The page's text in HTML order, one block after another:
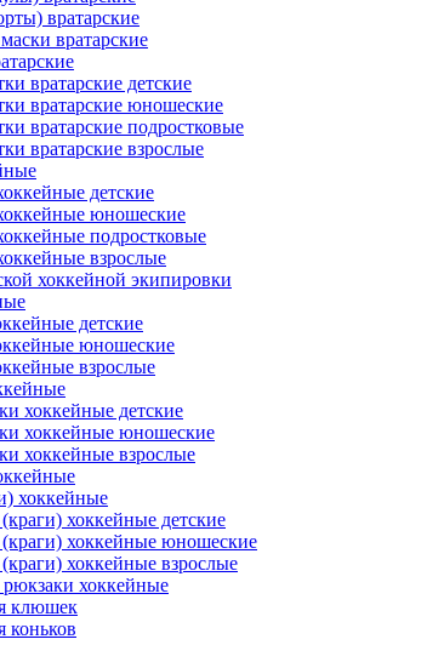
вратарские
вратарские
вратарские детские
вратарские юношеские
вратарские подростковые
вратарские взрослые
детские
юношеские
подростковые
взрослые
хоккейной экипировки
детские
юношеские
взрослые
хоккейные детские
хоккейные юношеские
хоккейные взрослые
хоккейные
хоккейные детские
хоккейные юношеские
хоккейные взрослые
хоккейные
клюшек
коньков